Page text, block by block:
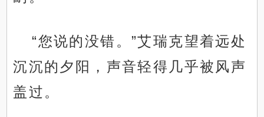
“您说的没错。”艾瑞克望着远处
沉沉的夕阳，声音轻得几乎被风声
盖过。